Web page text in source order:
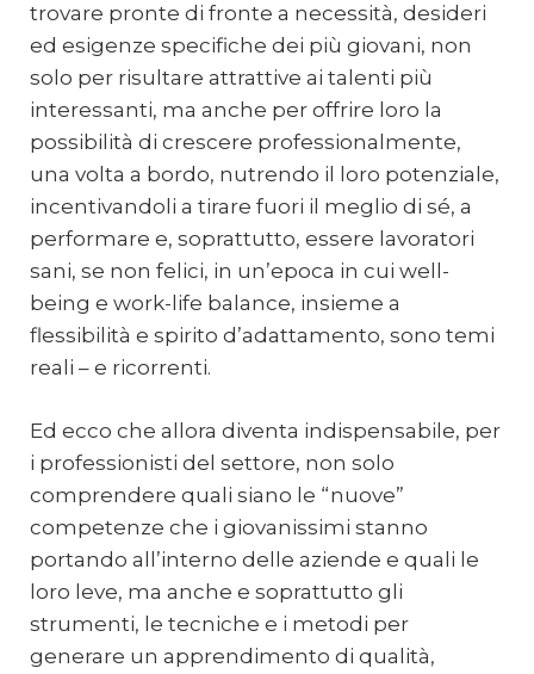
trovare pronte di fronte a necessità, desideri
ed esigenze specifiche dei più giovani, non
solo per risultare attrattive ai talenti più
interessanti, ma anche per offrire loro la
possibilità di crescere professionalmente,
una volta a bordo, nutrendo il loro potenziale,
incentivandoli a tirare fuori il meglio di sé, a
performare e, soprattutto, essere lavoratori
sani, se non felici, in un’epoca in cui well-
being e work-life balance, insieme a
flessibilità e spirito d’adattamento, sono temi
reali – e ricorrenti.
Ed ecco che allora diventa indispensabile, per
i professionisti del settore, non solo
comprendere quali siano le “nuove”
competenze che i giovanissimi stanno
portando all’interno delle aziende e quali le
loro leve, ma anche e soprattutto gli
strumenti, le tecniche e i metodi per
generare un apprendimento di qualità,